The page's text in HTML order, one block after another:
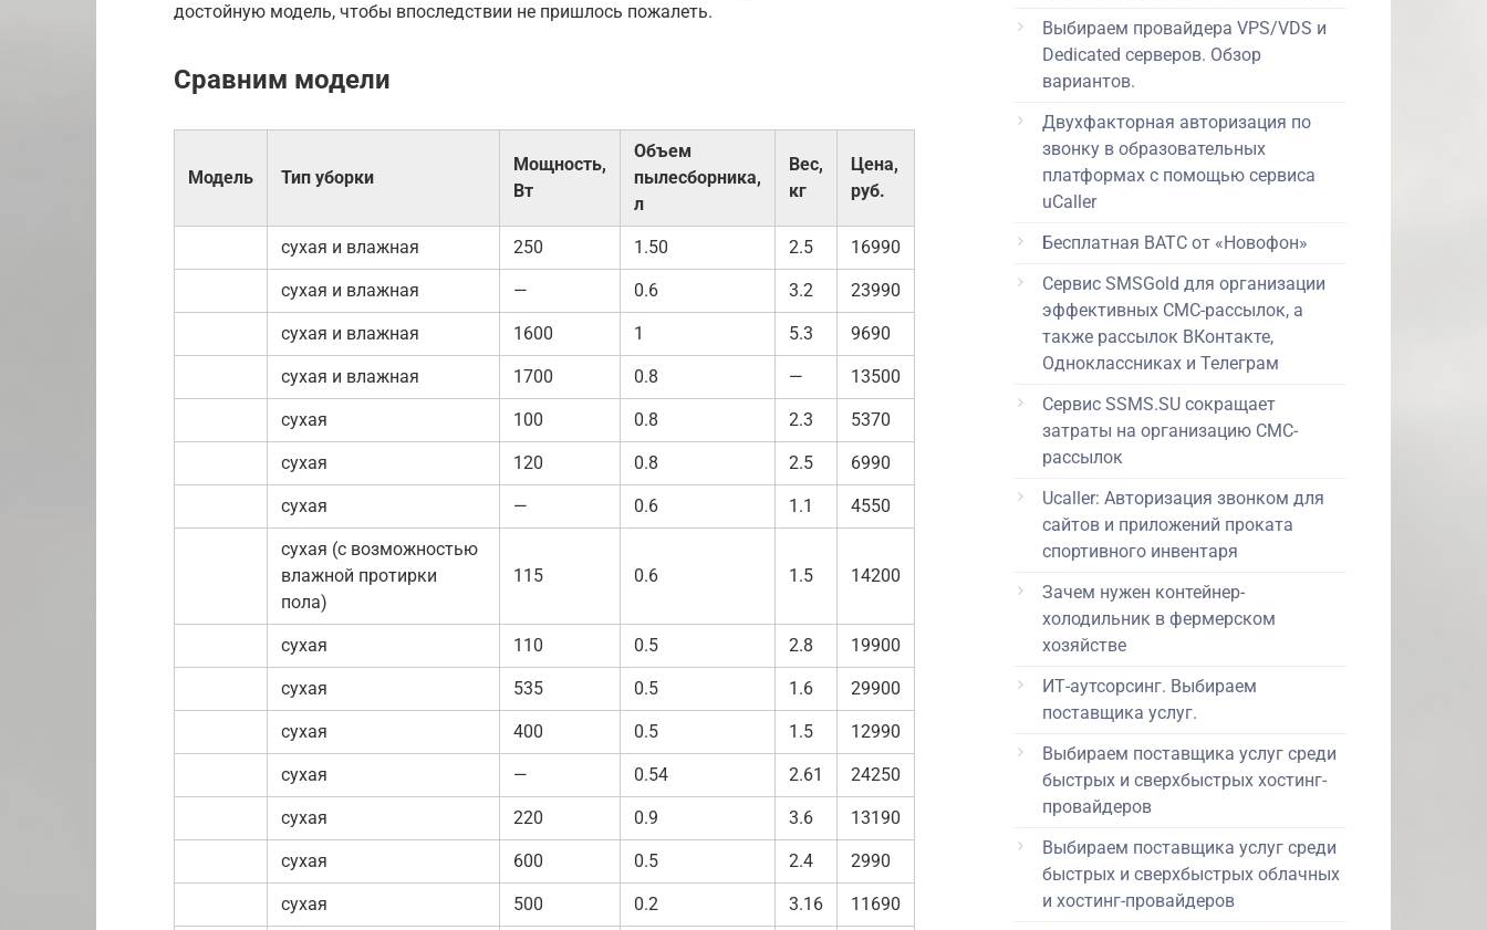
достойную модель, чтобы впоследствии не пришлось пожалеть.
Сравним модели
Модель Тип уборки
Мощность,
Вт
Объем
пылесборника,
л
Вес,
кг
Цена,
руб.
сухая и влажная 250 1.50 2.5 16990
сухая и влажная — 0.6 3.2 23990
сухая и влажная 1600 1 5.3 9690
сухая и влажная 1700 0.8 — 13500
сухая 100 0.8 2.3 5370
сухая 120 0.8 2.5 6990
сухая — 0.6 1.1 4550
сухая (с возможностью
влажной протирки
пола)
115 0.6 1.5 14200
сухая 110 0.5 2.8 19900
сухая 535 0.5 1.6 29900
сухая 400 0.5 1.5 12990
сухая — 0.54 2.61 24250
сухая 220 0.9 3.6 13190
сухая 600 0.5 2.4 2990
сухая 500 0.2 3.16 11690
Выбираем провайдера VPS/VDS и
Dedicated серверов. Обзор
вариантов.
Двухфакторная авторизация по
звонку в образовательных
платформах с помощью сервиса
uCaller
Бесплатная ВАТС от «Новофон»
Сервис SMSGold для организации
эффективных СМС-рассылок, а
также рассылок ВКонтакте,
Одноклассниках и Телеграм
Сервис SSMS.SU сокращает
затраты на организацию СМС-
рассылок
Ucaller: Авторизация звонком для
сайтов и приложений проката
спортивного инвентаря
Зачем нужен контейнер-
холодильник в фермерском
хозяйстве
ИТ-аутсорсинг. Выбираем
поставщика услуг.
Выбираем поставщика услуг среди
быстрых и сверхбыстрых хостинг-
провайдеров
Выбираем поставщика услуг среди
быстрых и сверхбыстрых облачных
и хостинг-провайдеров